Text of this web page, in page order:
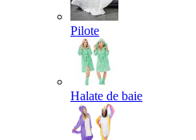
Pilote
Halate de baie